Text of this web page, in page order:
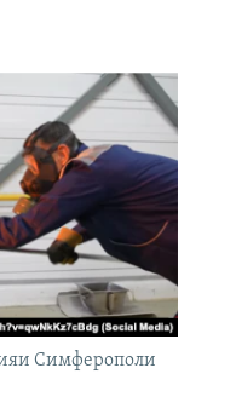
Симферополи